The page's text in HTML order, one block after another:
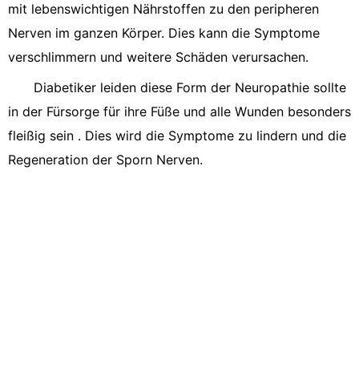
mit lebenswichtigen Nährstoffen zu den peripheren
Nerven im ganzen Körper. Dies kann die Symptome
verschlimmern und weitere Schäden verursachen.
Diabetiker leiden diese Form der Neuropathie sollte
in der Fürsorge für ihre Füße und alle Wunden besonders
fleißig sein . Dies wird die Symptome zu lindern und die
Regeneration der Sporn Nerven.